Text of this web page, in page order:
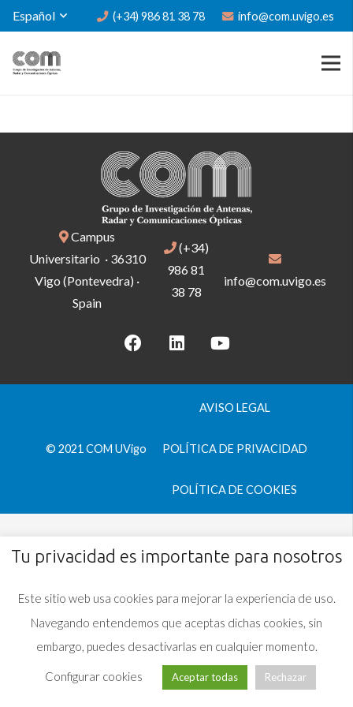
Español (+34) 986 81 38 78 info@com.uvigo.es
Campus
Universitario · 36310
Vigo (Pontevedra) ·
Spain
(+34)
986 81
38 78
info@com.uvigo.es
© 2021 COM UVigo
AVISO LEGAL
POLÍTICA DE PRIVACIDAD
POLÍTICA DE COOKIES
Tu privacidad es importante para nosotros
Este sitio web usa cookies para mejorar la experiencia de uso.
Navegando entendemos que aceptas dichas cookies, sin
embargo, puedes desactivarlas en cualquier momento.
Configurar cookies Aceptar todas Rechazar